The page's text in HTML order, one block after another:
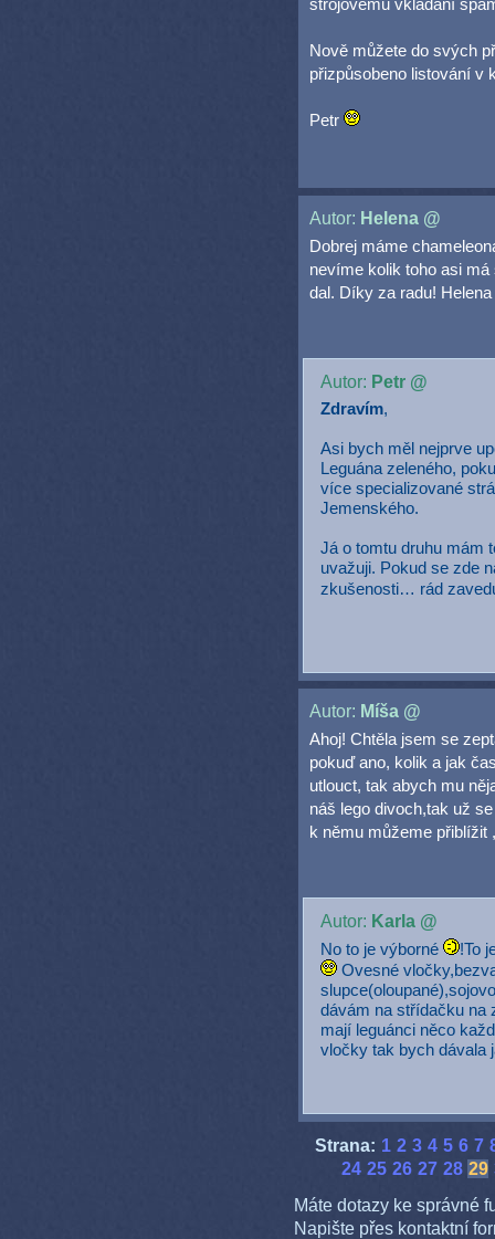
strojovému vkládání
Nově můžete do svých
přizpůsobeno listování v
Petr
Autor: Helena @
Dobrej máme
nevíme kolik toho asi
dal. Díky za radu! Helena
Autor: Petr @
Zdravím,
Asi bych měl nejprve
Leguána zeleného,
více specializované
Jemenského.
Já o tomtu druhu mám
uvažuji. Pokud se zde
zkušenosti… rád
Autor: Míša @
Ahoj! Chtěla jsem se
pokuď ano, kolik a jak
utlouct, tak abych mu
náš lego divoch,tak už
k němu můžeme přiblížit
Autor: Karla @
No to je výborné
!To
Ovesné
dávám na střídačku na
mají leguánci něco
vločky tak bych dávala
Strana: 1 2 3 4 5 6 7
24 25 26 27 28 29
Máte dotazy ke správné
Napište přes kontaktní